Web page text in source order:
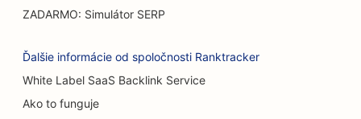
SEO pre reštaurácie s príležitostným stravovaním
SEO pre cukrárne
ZADARMO: Simulátor SERP
Ďalšie informácie od spoločnosti Ranktracker
White Label SaaS Backlink Service
Ako to funguje